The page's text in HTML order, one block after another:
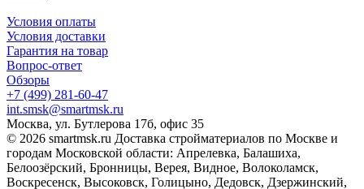
Условия оплаты
Условия доставки
Гарантия на товар
Вопрос-ответ
Обзоры
+7 (499) 281-60-47
int.smsk@smartmsk.ru
Москва, ул. Бутлерова 17б, офис 35
© 2026 smartmsk.ru Доставка стройматериалов по Москве и
городам Московской области: Апрелевка, Балашиха,
Белоозёрский, Бронницы, Верея, Видное, Волоколамск,
Воскресенск, Высоковск, Голицыно, Дедовск, Дзержинский,